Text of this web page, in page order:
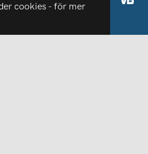
cookies - för mer